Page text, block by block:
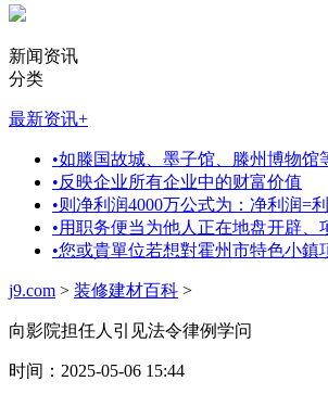
新闻资讯
分类
最新资讯+
•如滕国故城、墨子馆、滕州博物馆
•反映企业所有企业中的财富价值
•则净利润4000万公式为：净利润=
•用职务便当为他人正在地盘开辟、
•您或貴單位若想對霍州市特色小鎮
j9.com > 装修建材百科 >
向影院担任人引见法令律例学问
时间：2025-05-06 15:44